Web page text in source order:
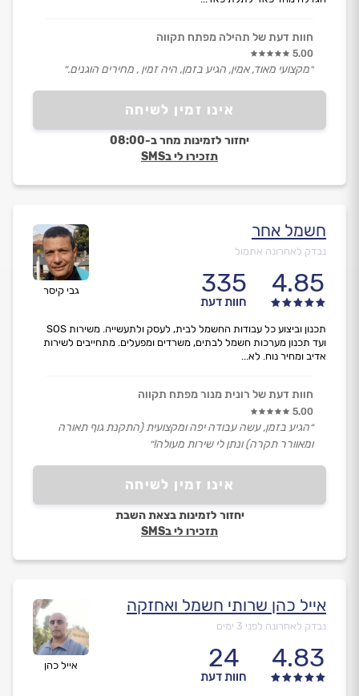
אינו זמין לשיחה
יחזור לזמינות מחר ב-08:00
תזכירו לי בSMS
חוות דעת של תהילה מפתח תקווה
5.00
״מקצועי מאוד, אמין, הגיע בזמן, היה זמין , מחירים הוגנים.״
גבי קיסר
חשמל אחר
נבדק לאחרונה אתמול
4.85
335
חוות דעת
אינו זמין לשיחה
יחזור לזמינות בצאת השבת
תזכירו לי בSMS
תכנון וביצוע כל עבודות החשמל לבית, לעסק ולתעשייה. משירות SOS
ועד תכנון מערכות חשמל לבתים, משרדים ומפעלים. מתחייבים לשירות
אדיב ומחיר נוח. לא...
חוות דעת של רונית מנור מפתח תקווה
5.00
״הגיע בזמן, עשה עבודה יפה ומקצועית (התקנת גוף תאורה
ומאוורר תקרה) ונתן לי שירות מעולה!״
אייל כהן
אייל כהן שרותי חשמל ואחזקה
נבדק לאחרונה לפני 3 ימים
4.83
24
חוות דעת